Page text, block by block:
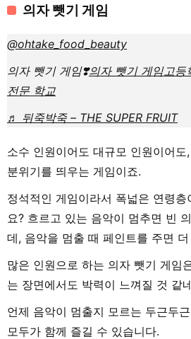
의자 뺏기 게임
@ohtake_food_beauty
의자 뺏기 게임❣️의자 뺏기 게임고등
전문 학교
♬ 뒤죽박죽 – THE SUPER FRUIT
소수 인원이어도 대규모 인원이어
분위기를 띄우는 게임이죠.
정석적인 게임이라서 폭넓은 연령
요? 흐르고 있는 음악이 멈추면 빈
데, 음악을 멈출 때 페인트를 주면
많은 인원으로 하는 의자 뺏기 게임
는 장면에서도 박력이 느껴질 것 같
언제 음악이 멈출지 모르는 두근두
모두가 함께 즐길 수 있습니다.